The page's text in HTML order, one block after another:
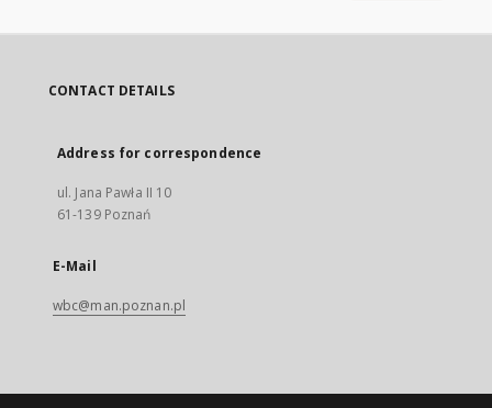
CONTACT DETAILS
Address for correspondence
ul. Jana Pawła II 10
61-139 Poznań
E-Mail
wbc@man.poznan.pl